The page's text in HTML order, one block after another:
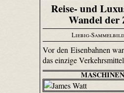
Reise- und
Wandel der
Liebig-
Vor den Eisenbahnen
das einzige